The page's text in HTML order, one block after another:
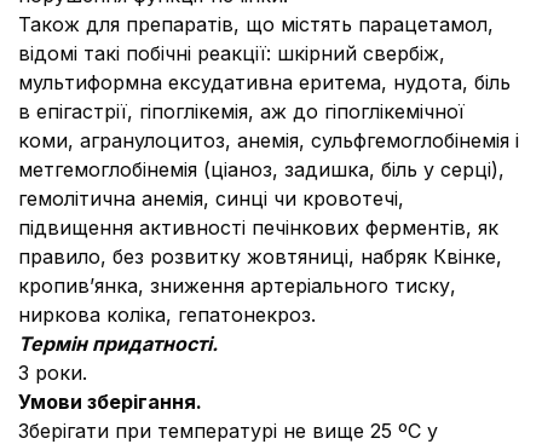
Також для препаратів, що містять парацетамол,
відомі такі побічні реакції: шкірний свербіж,
мультиформна ексудативна еритема, нудота, біль
в епігастрії, гіпоглікемія, аж до гіпоглікемічної
коми, агранулоцитоз, анемія, сульфгемоглобінемія і
метгемоглобінемія (ціаноз, задишка, біль у серці),
гемолітична анемія, синці чи кровотечі,
підвищення активності печінкових ферментів, як
правило, без розвитку жовтяниці, набряк Квінке,
кропив’янка, зниження артеріального тиску,
ниркова коліка, гепатонекроз.
Термін придатності.
3 роки.
Умови зберігання.
Зберігати при температурі не вище 25 ºС у